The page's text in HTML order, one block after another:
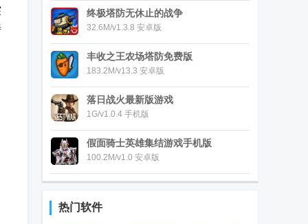
终极塔防无休止的战争
32.6M/v1.3.8 安卓版
丰收之王农场塔防免费版
183.2M/v13.3 安卓版
落日战火最新版游戏
1G/v1.0.4 手机版
假面骑士英雄集结游戏手机版
100.2M/v1.0 安卓版
热门软件